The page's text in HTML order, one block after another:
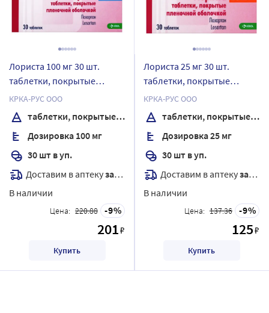
Лориста 100 мг 30 шт.
таблетки, покрытые
пленочной оболочкой
КРКА-РУС ООО
таблетки, покрытые пленочной оболочкой
Дозировка 100 мг
30 шт в уп.
Доставим в аптекузавтра
В наличии
Цена: 220.88 9
201₽
Купить
Лориста 25 мг 30 шт.
таблетки, покрытые
пленочной оболочкой
КРКА-РУС ООО
таблетки, покрытые пленочной оболочкой
Дозировка 25 мг
30 шт в уп.
Доставим в аптекузавтра
В наличии
Цена: 137.36 9
125₽
Купить